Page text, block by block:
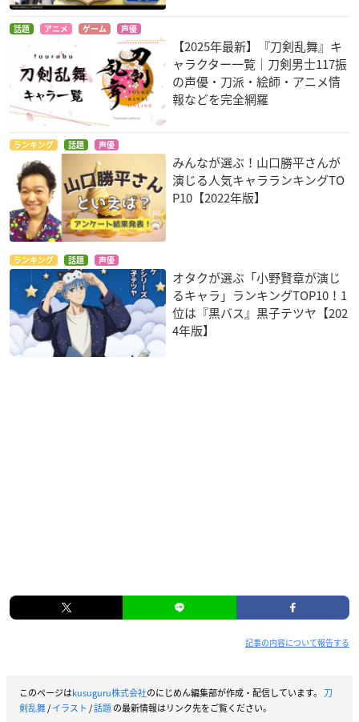
話題 アニメ ゲーム 声優
【2025年最新】『刀剣乱舞』キ
ャラクター一覧｜刀剣男士117振
の声優・刀派・絵師・アニメ情
報などを完全網羅
ランキング 話題 声優
みんなが選ぶ！山口勝平さんが
演じる人気キャラランキングTO
P10【2022年版】
ランキング 話題 声優
オタクが選ぶ「小野賢章が演じ
るキャラ」ランキングTOP10！1
位は『黒バス』黒子テツヤ【202
4年版】
記事の内容について報告する
このページはkusuguru株式会社のにじめん編集部が作成・配信しています。 刀
剣乱舞/イラスト /話題の最新情報はリンク先をご覧ください。